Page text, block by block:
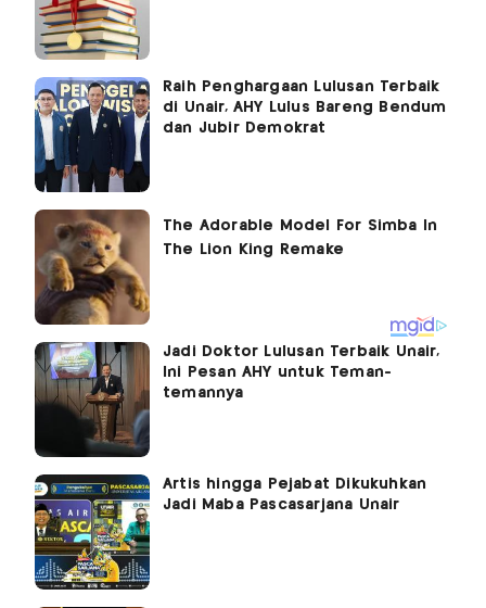
Raih Penghargaan Lulusan Terbaik
di Unair, AHY Lulus Bareng Bendum
dan Jubir Demokrat
Jadi Doktor Lulusan Terbaik Unair,
Ini Pesan AHY untuk Teman-
temannya
Artis hingga Pejabat Dikukuhkan
Jadi Maba Pascasarjana Unair